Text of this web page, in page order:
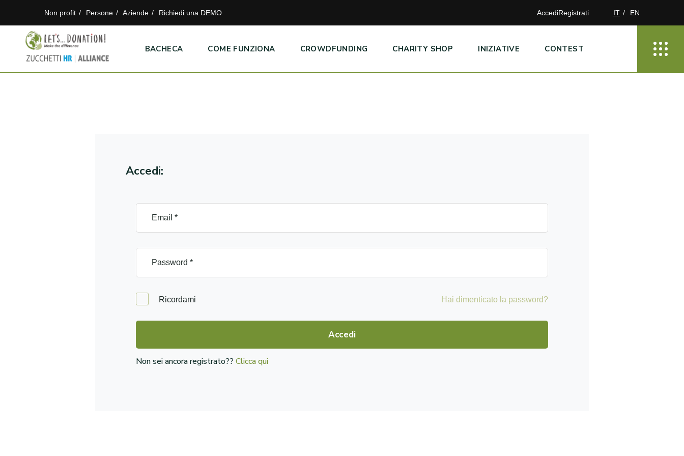
Non profit Persone Aziende Richiedi una DEMO AccediRegistrati IT EN
BACHECA COME FUNZIONA CROWDFUNDING CHARITY SHOP INIZIATIVE CONTEST
Accedi:
Ricordami Hai dimenticato la password?
Accedi
Non sei ancora registrato??Clicca qui